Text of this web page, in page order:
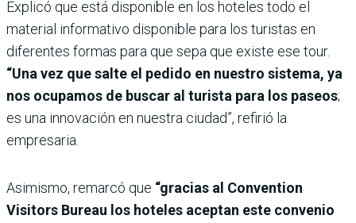
Explicó que está disponible en los hoteles todo el
material informativo disponible para los turistas en
diferentes formas para que sepa que existe ese tour.
“Una vez que salte el pedido en nuestro sistema, ya
nos ocupamos de buscar al turista para los paseos;
es una innovación en nuestra ciudad”, refirió la
empresaria.
Asimismo, remarcó que “gracias al Convention
Visitors Bureau los hoteles aceptan este convenio